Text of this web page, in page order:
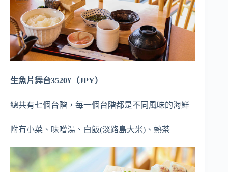
生魚片舞台3520¥（JPY）
總共有七個台階，每一個台階都是不同風味的海鮮
附有小菜、味噌湯、白飯(淡路島大米)、熱茶